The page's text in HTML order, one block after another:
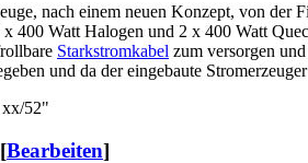
nach einem neuen Konzept, von der
400 Watt Halogen und 2 x 400 Watt
Starkstromkabel zum versorgen
und da der eingebaute
xx/52"
[Bearbeiten]